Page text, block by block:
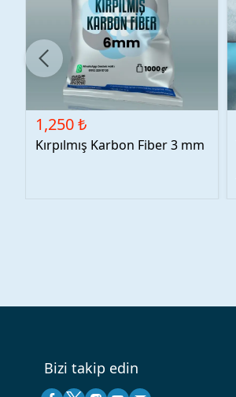
1,250 ₺
Kırpılmış Karbon Fiber 3 mm
Bizi takip edin